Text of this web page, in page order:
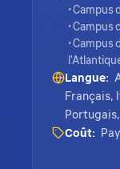
• Campus
• Campus
• Campus
Langue:
Français,
Coût: